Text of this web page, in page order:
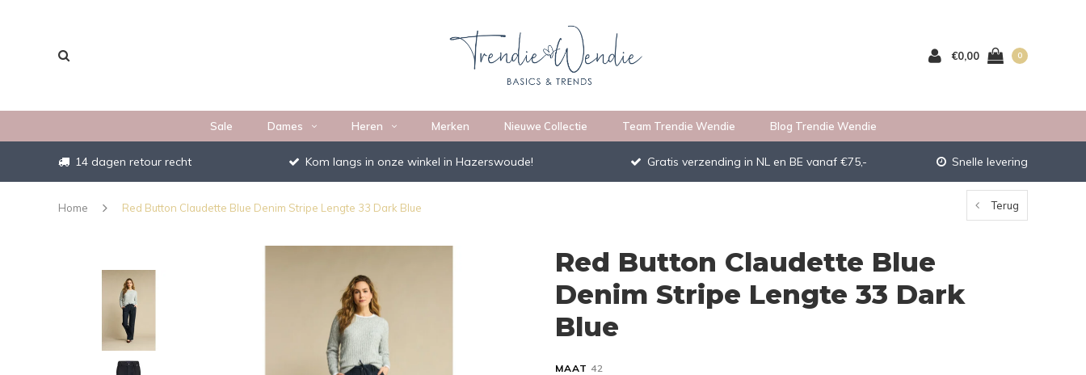
€0,00 0
Sale Dames Heren Merken Nieuwe Collectie Team Trendie Wendie Blog Trendie Wendie
14 dagen retour recht Kom langs in onze winkel in Hazerswoude! Gratis verzending in NL en BE vanaf €75,- Snelle levering
Home Red Button Claudette Blue Denim Stripe Lengte 33 Dark Blue Terug
Red Button Claudette Blue
Denim Stripe Lengte 33 Dark
Blue
MAAT 42